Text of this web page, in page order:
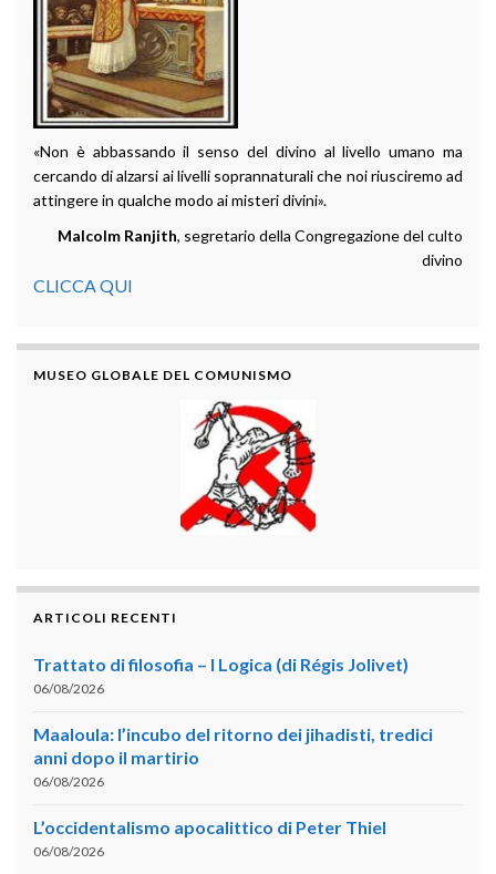
«Non è abbassando il senso del divino al livello umano ma
cercando di alzarsi ai livelli soprannaturali che noi riusciremo ad
attingere in qualche modo ai misteri divini».
Malcolm Ranjith, segretario della Congregazione del culto
divino
CLICCA QUI
MUSEO GLOBALE DEL COMUNISMO
ARTICOLI RECENTI
Trattato di filosofia – I Logica (di Régis Jolivet)
06/08/2026
Maaloula: l’incubo del ritorno dei jihadisti, tredici
anni dopo il martirio
06/08/2026
L’occidentalismo apocalittico di Peter Thiel
06/08/2026